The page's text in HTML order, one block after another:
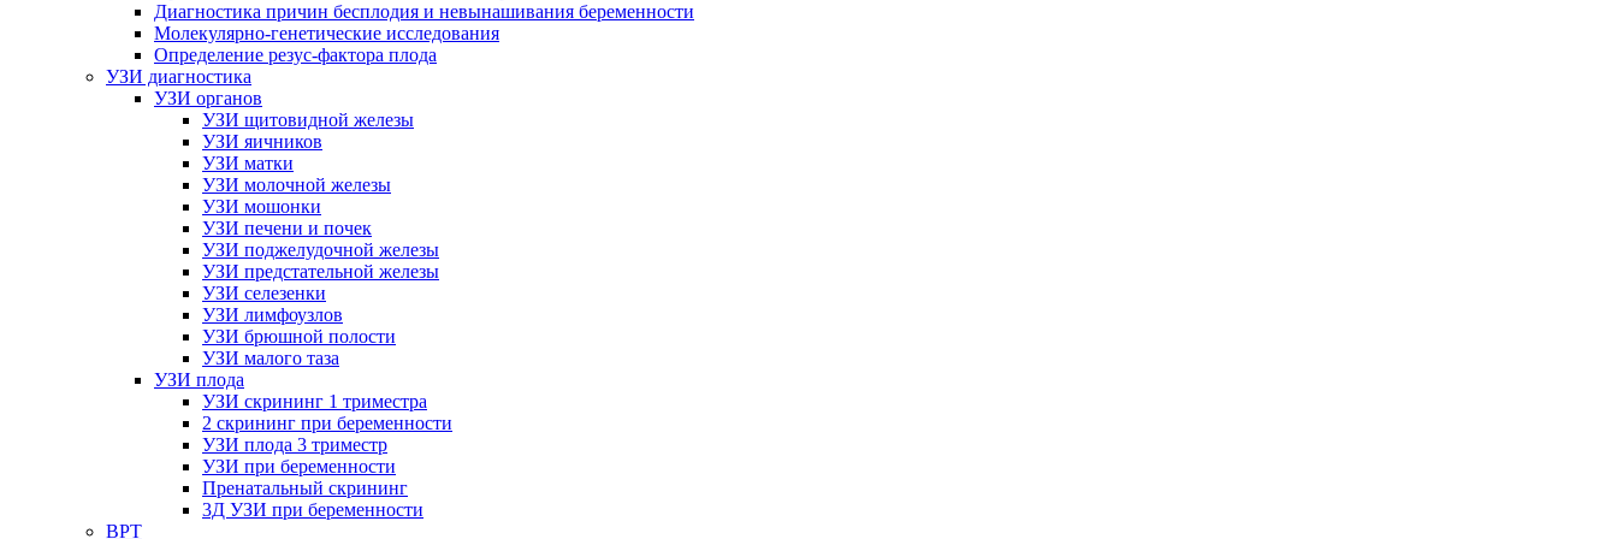
Диагностика причин бесплодия и невынашивания беременности
Молекулярно-генетические исследования
Определение резус-фактора плода
УЗИ диагностика
УЗИ органов
УЗИ щитовидной железы
УЗИ яичников
УЗИ матки
УЗИ молочной железы
УЗИ мошонки
УЗИ печени и почек
УЗИ поджелудочной железы
УЗИ предстательной железы
УЗИ селезенки
УЗИ лимфоузлов
УЗИ брюшной полости
УЗИ малого таза
УЗИ плода
УЗИ скрининг 1 триместра
2 скрининг при беременности
УЗИ плода 3 триместр
УЗИ при беременности
Пренатальный скрининг
3Д УЗИ при беременности
ВРТ